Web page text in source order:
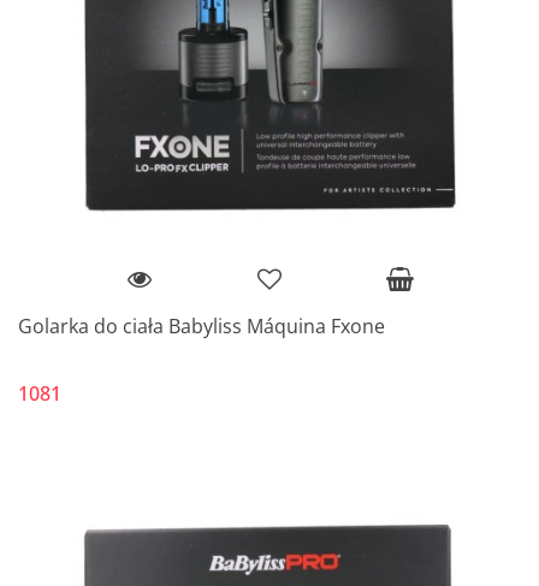
Golarka do ciała Babyliss Máquina Fxone
1081